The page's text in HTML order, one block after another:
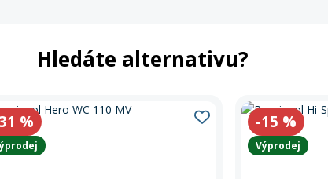
Hledáte alternativu?
% -15 %
Výprodej